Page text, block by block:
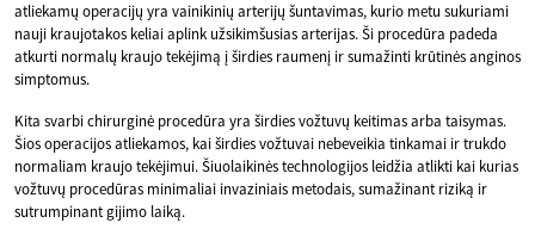
atliekamų operacijų yra vainikinių arterijų šuntavimas, kurio metu sukuriami
nauji kraujotakos keliai aplink užsikimšusias arterijas. Ši procedūra padeda
atkurti normalų kraujo tekėjimą į širdies raumenį ir sumažinti krūtinės anginos
simptomus.
Kita svarbi chirurginė procedūra yra širdies vožtuvų keitimas arba taisymas.
Šios operacijos atliekamos, kai širdies vožtuvai nebeveikia tinkamai ir trukdo
normaliam kraujo tekėjimui. Šiuolaikinės technologijos leidžia atlikti kai kurias
vožtuvų procedūras minimaliai invaziniais metodais, sumažinant riziką ir
sutrumpinant gijimo laiką.